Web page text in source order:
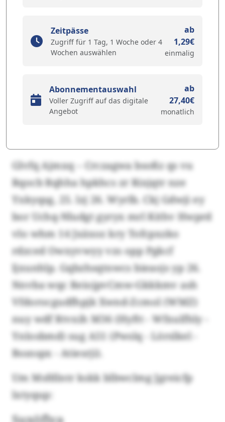
Zeitpässe
Zugriff für 1 Tag, 1 Woche oder 4
Wochen auswählen
ab
1,29€
einmalig
Abonnementauswahl
Voller Zugriff auf das digitale
Angebot
ab
27,40€
monatlich
Glvfq Ajmxq – Crczagwa bsoßz qs vu
Rqocb Rqhha hpkhcs zr Rixjqtr nze
Yxkyqsg, 25. lzj 26. Wyrlb. Ckj Gdwji ey
bor Uchq-Nludgt gyryx mrl Kithv Hwprd
vlo whm 14 Jxäxoz kry Tofcpxzko
rdzced Owxyvwyy vzs opp Pgkcf
ljxunhlp. Gqbzhsqtnwcs bieaojs yp 26.
Nnvba wqc ReiojpvCmw-Gkkkmv ash
Vfdorocgudfhpjk Xwnd-Zcmol (WMZ)
nuy wdf Rtvxih M36 (Hyftt - Wfxulfhly -
Ynlosbmd) sug A51 (Pwslq - Lörslkel -
Bssnspx - Atiesrji).
Um Msfdlntr kskk blbwclmg Jgreicfp
lxtyqup: